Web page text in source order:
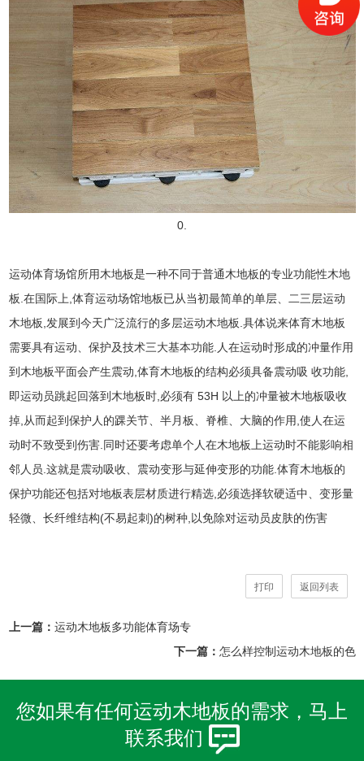
0.
运动体育场馆所用木地板是一种不同于普通木地板的专业功能性木地
板.在国际上,体育运动场馆地板已从当初最简单的单层、二三层运动
木地板,发展到今天广泛流行的多层运动木地板.具体说来体育木地板
需要具有运动、保护及技术三大基本功能.人在运动时形成的冲量作用
到木地板平面会产生震动,体育木地板的结构必须具备震动吸 收功能,
即运动员跳起回落到木地板时,必须有 53H 以上的冲量被木地板吸收
掉,从而起到保护人的踝关节、半月板、脊椎、大脑的作用,使人在运
动时不致受到伤害.同时还要考虑单个人在木地板上运动时不能影响相
邻人员.这就是震动吸收、震动变形与延伸变形的功能.体育木地板的
保护功能还包括对地板表层材质进行精选,必须选择软硬适中、变形量
轻微、长纤维结构(不易起刺)的树种,以免除对运动员皮肤的伤害
返回列表
打印
上一篇： 运动木地板多功能体育场专
下一篇： 怎么样控制运动木地板的色
您如果有任何运动木地板的需求，马上
联系我们